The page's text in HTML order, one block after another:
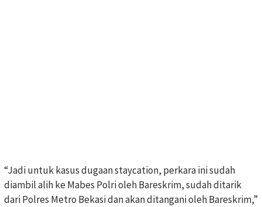
“Jadi untuk kasus dugaan staycation, perkara ini sudah
diambil alih ke Mabes Polri oleh Bareskrim, sudah ditarik
dari Polres Metro Bekasi dan akan ditangani oleh Bareskrim,”